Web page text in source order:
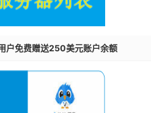
免费赠送250美元账户余额